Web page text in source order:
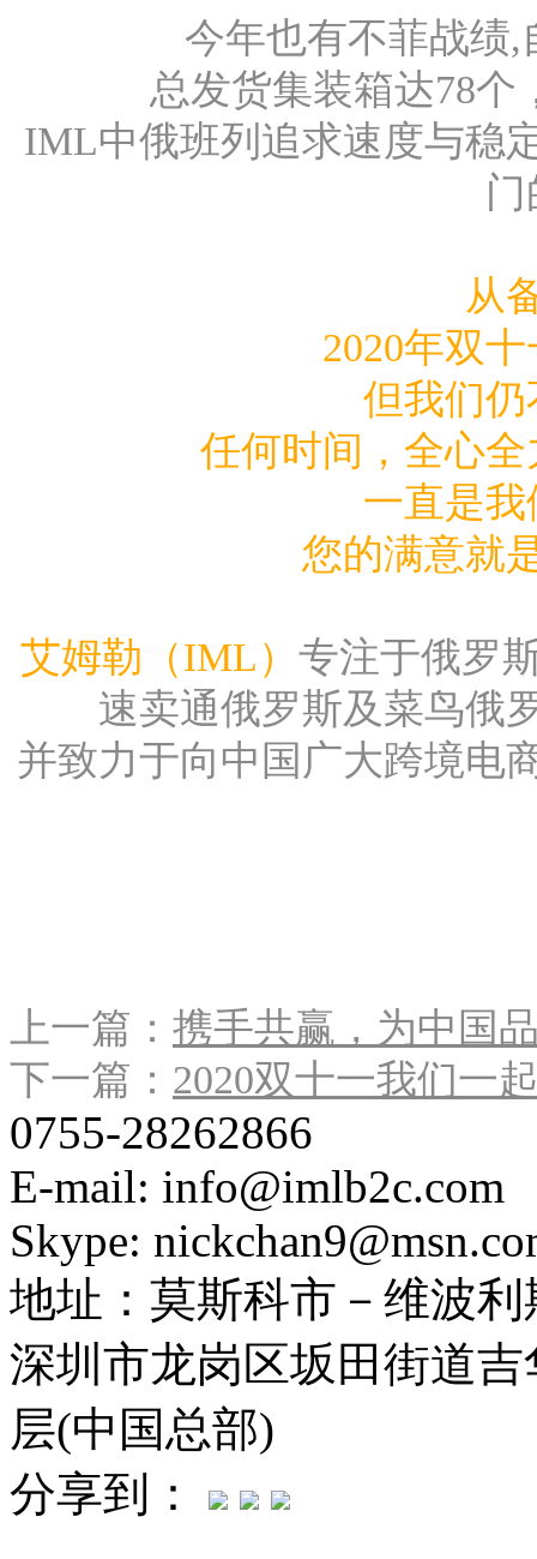
今年也有不菲战绩,
总发货集装箱达78个
IML中俄班列追求速度与稳
从
2020年双
但我们
任何时间，全心
一直是
您的满意就
艾姆勒（IML） 专注于俄罗
速卖通俄罗斯及菜鸟俄
并致力于向中国广大跨境电
上一篇： 携手共赢，为中国
下一篇： 2020双十一我们一
0755-28262866
E-mail: info@imlb2c.com
Skype:
地址： 莫斯科市－维波
深圳市龙岗区坂田街道
层(中国总部)
分享到：